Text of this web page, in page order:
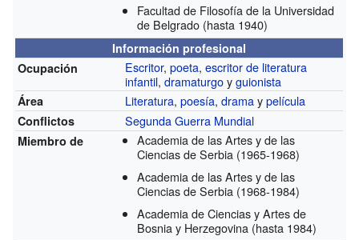
Facultad de Filosofía de la Universidad
de Belgrado (hasta 1940)
Información profesional
Ocupación
Escritor,poeta,escritor de literatura
infantil,dramaturgoyguionista
Área Literatura,poesía,dramaypelícula
Conflictos Segunda Guerra Mundial
Miembro de
Academia de las Artes y de las
Ciencias de Serbia (1965-1968)
Academia de las Artes y de las
Ciencias de Serbia (1968-1984)
Academia de Ciencias y Artes de
Bosnia y Herzegovina (hasta 1984)